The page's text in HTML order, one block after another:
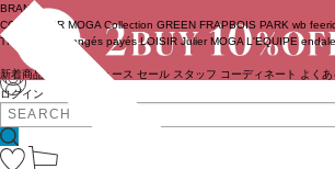
ログイン
BRAND
COUTURIER MOGA Collection GREEN FRAPBOIS PARK wb
TRISTESSE
congés payés LOISIR Julier MOGA L'EQUIPE
新着商品 ニュース セール スタッフ コーディネート よく